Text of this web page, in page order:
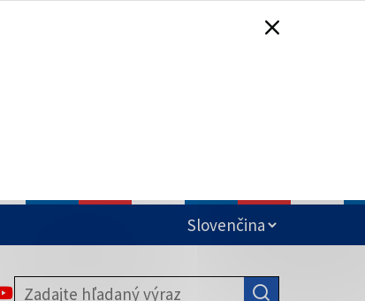
SA OTVORÍ NA NOVEJ KARTE
SA OTVORÍ NA NOVEJ KARTE
ODKAZ SA OTVORÍ NA NOVEJ KARTE